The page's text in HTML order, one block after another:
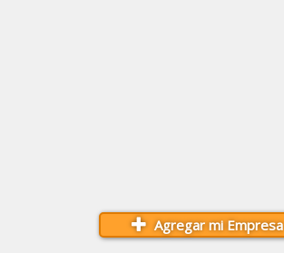
Agregar mi Empresa